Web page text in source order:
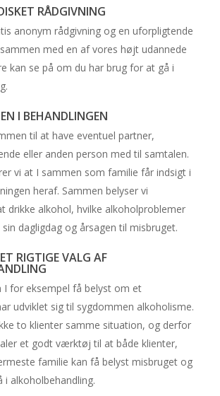
RÅDGIVNING
anonym rådgivning og en uforpligtende
med en af vores højt udannede
kan se på om du har brug for at gå i
I BEHANDLINGEN
til at have eventuel partner,
eller anden person med til samtalen.
vi at I sammen som familie får indsigt i
heraf. Sammen belyser vi
drikke alkohol, hvilke alkoholproblemer
dagligdag og årsagen til misbruget.
RIGTIGE VALG AF
I for eksempel få belyst om et
udviklet sig til sygdommen alkoholisme.
to klienter samme situation, og derfor
et godt værktøj til at både klienter,
familie kan få belyst misbruget og
alkoholbehandling.